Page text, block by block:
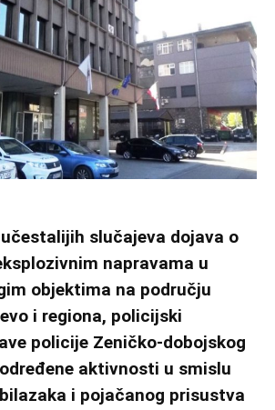
učestalijih slučajeva dojava o
napravama u
objektima na području
i regiona, policijski
policije Zeničko-dobojskog
aktivnosti u smislu
i pojačanog prisustva